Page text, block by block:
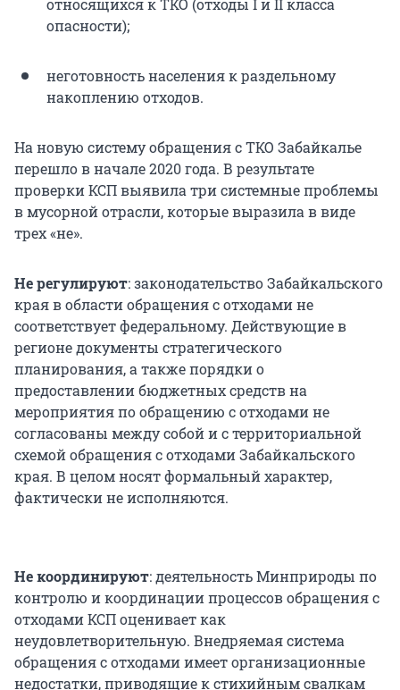
относящихся к ТКО (отходы I и II класса
опасности);
неготовность населения к раздельному
накоплению отходов.
На новую систему обращения с ТКО Забайкалье
перешло в начале 2020 года. В результате
проверки КСП выявила три системные проблемы
в мусорной отрасли, которые выразила в виде
трех «не».
Не регулируют: законодательство Забайкальского
края в области обращения с отходами не
соответствует федеральному. Действующие в
регионе документы стратегического
планирования, а также порядки о
предоставлении бюджетных средств на
мероприятия по обращению с отходами не
согласованы между собой и с территориальной
схемой обращения с отходами Забайкальского
края. В целом носят формальный характер,
фактически не исполняются.
Не координируют: деятельность Минприроды по
контролю и координации процессов обращения с
отходами КСП оценивает как
неудовлетворительную. Внедряемая система
обращения с отходами имеет организационные
недостатки, приводящие к стихийным свалкам